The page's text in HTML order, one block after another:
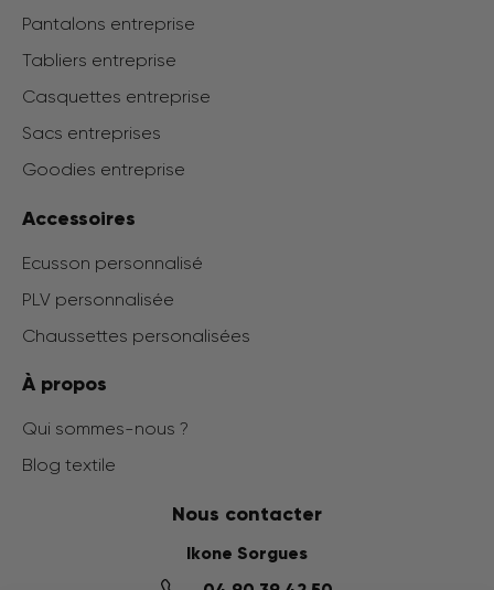
Pantalons entreprise
Tabliers entreprise
Casquettes entreprise
Sacs entreprises
Goodies entreprise
Accessoires
Ecusson personnalisé
PLV personnalisée
Chaussettes personalisées
À propos
Qui sommes-nous ?
Blog textile
Nous contacter
Ikone Sorgues